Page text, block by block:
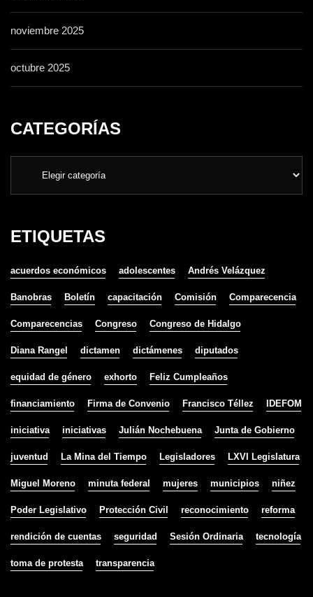
noviembre 2025
octubre 2025
CATEGORÍAS
ETIQUETAS
acuerdos económicos adolescentes Andrés Velázquez
Banobras Boletín capacitación Comisión Comparecencia
Comparecencias Congreso Congreso de Hidalgo
Diana Rangel dictamen dictámenes diputados
equidad de género exhorto Feliz Cumpleaños
financiamiento Firma de Convenio Francisco Téllez IDEFOM
iniciativa iniciativas Julián Nochebuena Junta de Gobierno
juventud La Mina del Tiempo Legisladores LXVI Legislatura
Miguel Moreno minuta federal mujeres municipios niñez
Poder Legislativo Protección Civil reconocimiento reforma
rendición de cuentas seguridad Sesión Ordinaria tecnología
toma de protesta transparencia